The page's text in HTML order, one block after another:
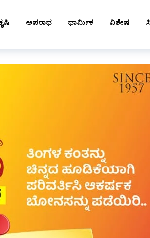
ಅಪರಾಧ ಧಾರ್ಮಿಕ ವಿಶೇಷ